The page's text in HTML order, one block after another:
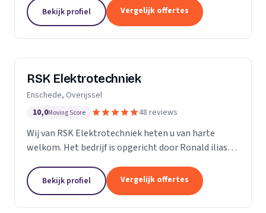
vakmanschap, kennis van zaken en persoonlijk en...
Bekijk profiel Vergelijk offertes
RSK Elektrotechniek
Enschede, Overijssel
10,0Moving Score 48 reviews
Wij van RSK Elektrotechniek heten u van harte
welkom. Het bedrijf is opgericht door Ronald ilias
opgericht op 25 juli 2021. Als gecertificeerde
aannemers...
Bekijk profiel Vergelijk offertes